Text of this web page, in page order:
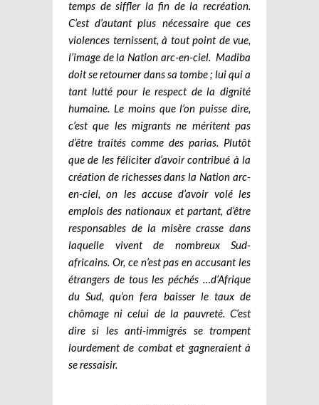
temps de siffler la fin de la recréation.
C’est d’autant plus nécessaire que ces
violences ternissent, à tout point de vue,
l’image de la Nation arc-en-ciel. Madiba
doit se retourner dans sa tombe ; lui qui a
tant lutté pour le respect de la dignité
humaine. Le moins que l’on puisse dire,
c’est que les migrants ne méritent pas
d’être traités comme des parias. Plutôt
que de les féliciter d’avoir contribué à la
création de richesses dans la Nation arc-
en-ciel, on les accuse d’avoir volé les
emplois des nationaux et partant, d’être
responsables de la misère crasse dans
laquelle vivent de nombreux Sud-
africains. Or, ce n’est pas en accusant les
étrangers de tous les péchés …d’Afrique
du Sud, qu’on fera baisser le taux de
chômage ni celui de la pauvreté. C’est
dire si les anti-immigrés se trompent
lourdement de combat et gagneraient à
se ressaisir.